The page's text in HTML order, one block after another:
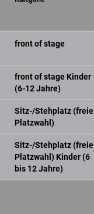
front of stage
front of stage Kinder
(6-12 Jahre)
Sitz-/Stehplatz (freie
Platzwahl)
Sitz-/Stehplatz (freie
Platzwahl) Kinder (6
bis 12 Jahre)